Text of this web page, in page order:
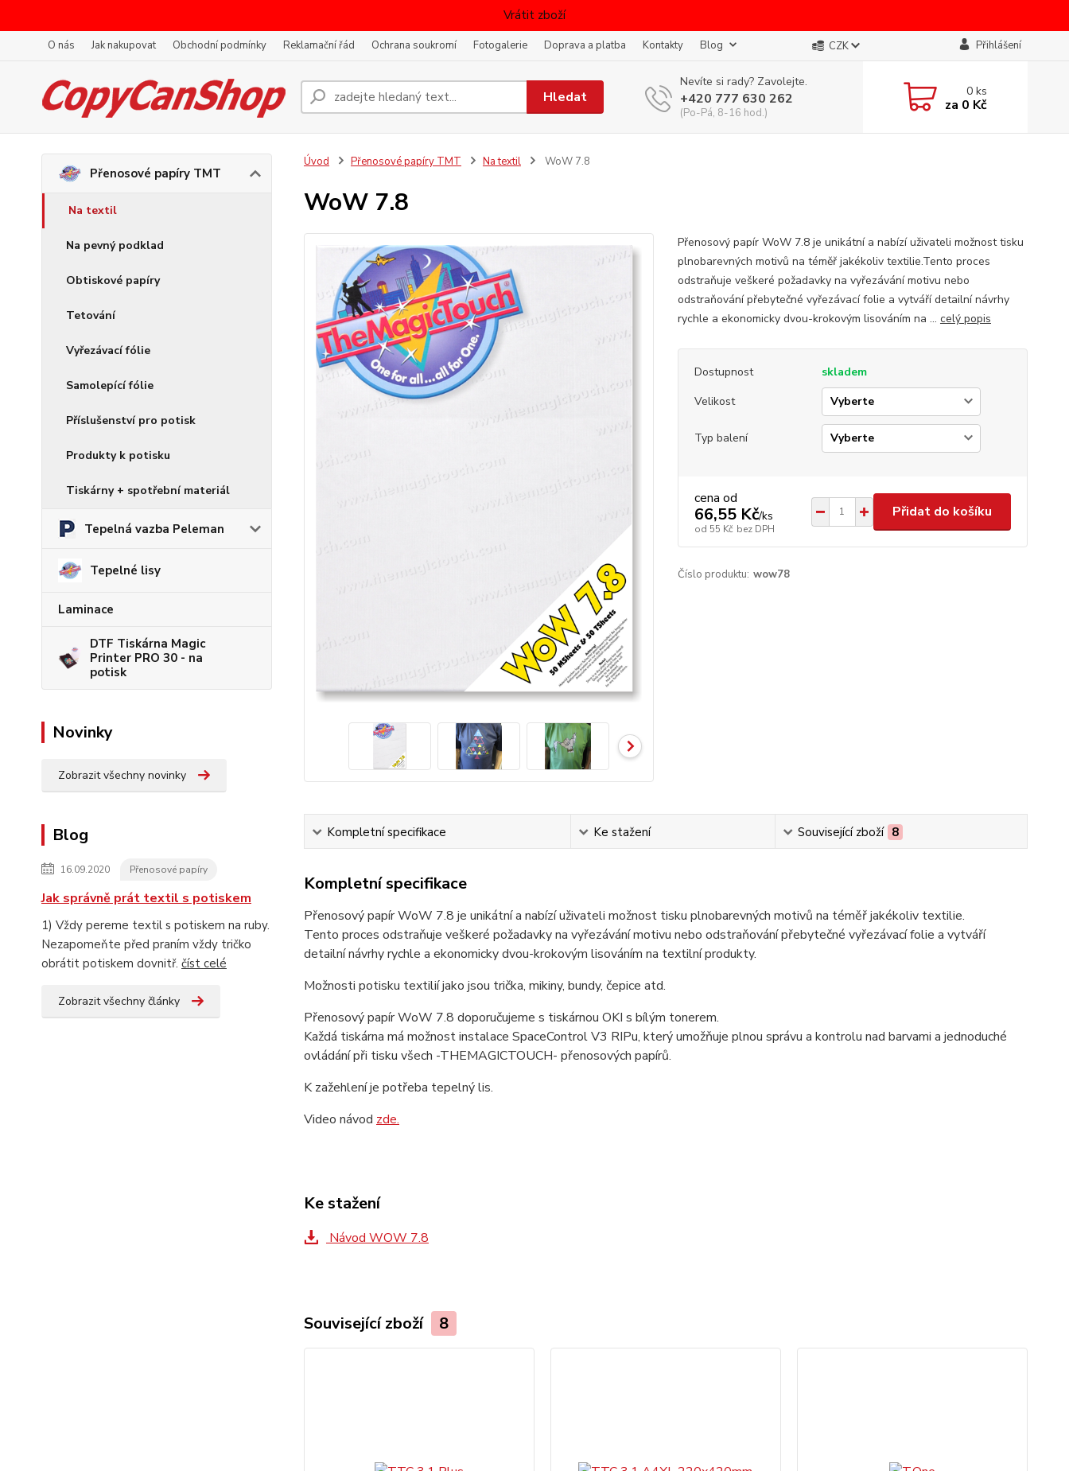
Vrátit zboží
O nás Jak nakupovat Obchodní podmínky Reklamační řád Ochrana soukromí Fotogalerie Doprava a platba Kontakty Blog CZK Přihlášení
Hledat
Nevíte si rady? Zavolejte.
+420 777 630 262
(Po-Pá, 8-16 hod.)
0ks
za 0 Kč
Přenosové papíry TMT
Na textil
Na pevný podklad
Obtiskové papíry
Tetování
Vyřezávací fólie
Samolepící fólie
Příslušenství pro potisk
Produkty k potisku
Tiskárny + spotřební materiál
Tepelná vazba Peleman
Tepelné lisy
Laminace
DTF Tiskárna Magic
Printer PRO 30 - na
potisk
Novinky
Zobrazit všechny novinky
Blog
16.09.2020 Přenosové papíry
Jak správně prát textil s potiskem
1) Vždy pereme textil s potiskem na ruby.
Nezapomeňte před praním vždy tričko
obrátit potiskem dovnitř. číst celé
Zobrazit všechny články
Úvod Přenosové papíry TMT Na textil WoW 7.8
WoW 7.8
Přenosový papír WoW 7.8 je unikátní a nabízí uživateli možnost tisku
plnobarevných motivů na téměř jakékoliv textilie.Tento proces
odstraňuje veškeré požadavky na vyřezávání motivu nebo
odstraňování přebytečné vyřezávací folie a vytváří detailní návrhy
rychle a ekonomicky dvou-krokovým lisováním na ... celý popis
Dostupnost
skladem
Velikost
Typ balení
cena od
66,55 Kč/ks
od 55 Kč bez DPH
Přidat do košíku
Číslo produktu: wow78
Kompletní specifikace Ke stažení Související zboží 8
Kompletní specifikace
Přenosový papír WoW 7.8 je unikátní a nabízí uživateli možnost tisku plnobarevných motivů na téměř jakékoliv textilie.
Tento proces odstraňuje veškeré požadavky na vyřezávání motivu nebo odstraňování přebytečné vyřezávací folie a vytváří
detailní návrhy rychle a ekonomicky dvou-krokovým lisováním na textilní produkty.
Možnosti potisku textilií jako jsou trička, mikiny, bundy, čepice atd.
Přenosový papír WoW 7.8 doporučujeme s tiskárnou OKI s bílým tonerem.
Každá tiskárna má možnost instalace SpaceControl V3 RIPu, který umožňuje plnou správu a kontrolu nad barvami a jednoduché
ovládání při tisku všech -THEMAGICTOUCH- přenosových papírů.
K zažehlení je potřeba tepelný lis.
Video návod zde.
Ke stažení
Návod WOW 7.8
Související zboží 8